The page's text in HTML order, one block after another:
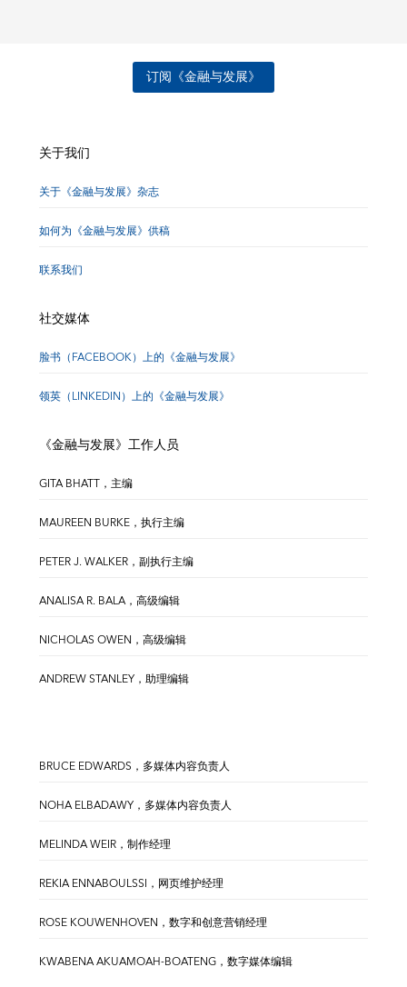
订阅《金融与发展》
关于我们
关于《金融与发展》杂志
如何为《金融与发展》供稿
联系我们
社交媒体
脸书（FACEBOOK）上的《金融与发展》
领英（LINKEDIN）上的《金融与发展》
《金融与发展》工作人员
GITA BHATT，主编
MAUREEN BURKE，执行主编
PETER J. WALKER，副执行主编
ANALISA R. BALA，高级编辑
NICHOLAS OWEN，高级编辑
ANDREW STANLEY，助理编辑
BRUCE EDWARDS，多媒体内容负责人
NOHA ELBADAWY，多媒体内容负责人
MELINDA WEIR，制作经理
REKIA ENNABOULSSI，网页维护经理
ROSE KOUWENHOVEN，数字和创意营销经理
KWABENA AKUAMOAH-BOATENG，数字媒体编辑